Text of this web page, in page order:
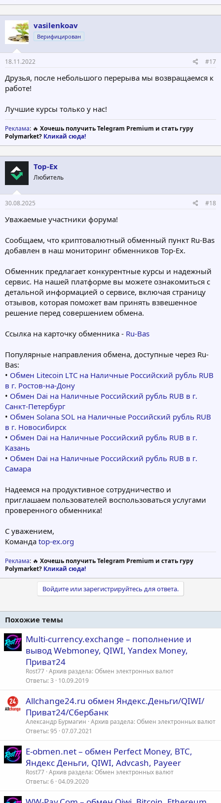
vasilenkoav
Верифицирован
18.11.2022 #17
Друзья, после небольшого перерыва мы возвращаемся к
работе!
Лучшие курсы только у нас!
Реклама: 🔥 Хочешь получить Telegram Premium и стать гуру
Polymarket? Кликай сюда!
Top-Ex
Любитель
30.08.2025 #18
Уважаемые участники форума!
Сообщаем, что криптовалютный обменный пункт Ru-Bas
добавлен в наш мониторинг обменников Top‑Ex.
Обменник предлагает конкурентные курсы и надежный
сервис. На нашей платформе вы можете ознакомиться с
детальной информацией о сервисе, включая страницу
отзывов, которая поможет вам принять взвешенное
решение перед совершением обмена.
Ссылка на карточку обменника - Ru-Bas
Популярные направления обмена, доступные через Ru-
Bas:
• Обмен Litecoin LTC на Наличные Российский рубль RUB
в г. Ростов-на-Дону
• Обмен Dai на Наличные Российский рубль RUB в г.
Санкт-Петербург
• Обмен Solana SOL на Наличные Российский рубль RUB
в г. Новосибирск
• Обмен Dai на Наличные Российский рубль RUB в г.
Казань
• Обмен Dai на Наличные Российский рубль RUB в г.
Самара
Надеемся на продуктивное сотрудничество и
приглашаем пользователей воспользоваться услугами
проверенного обменника!
С уважением,
Команда top-ex.org
Реклама: 🔥 Хочешь получить Telegram Premium и стать гуру
Polymarket? Кликай сюда!
Войдите или зарегистрируйтесь для ответа.
Похожие темы
Multi-currency.exchange – пополнение и
вывод Webmoney, QIWI, Yandex Money,
Приват24
Rost77 Архив раздела: Обмен электронных валют
Ответы 3 10.09.2019
Allchange24.ru обмен Яндекс.Деньги/QIWI/
Приват24/Сбербанк
Александр Бурмагин Архив раздела: Обмен электронных валют
Ответы 95 07.07.2021
E-obmen.net – обмен Perfect Money, BTC,
Яндекс Деньги, QIWI, Advcash, Payeer
Rost77 Архив раздела: Обмен электронных валют
Ответы 6 04.09.2020